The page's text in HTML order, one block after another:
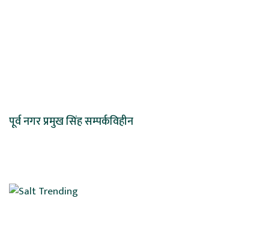
पूर्व नगर प्रमुख सिंह सम्पर्कविहीन